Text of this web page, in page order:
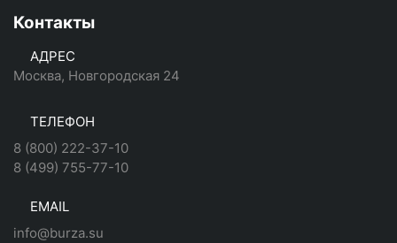
Контакты
АДРЕС
Москва, Новгородская 24
ТЕЛЕФОН
8 (800) 222-37-10
8 (499) 755-77-10
EMAIL
info@burza.su